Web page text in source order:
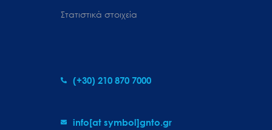
Στατιστικά στοιχεία
(+30) 210 870 7000
info[at symbol]gnto.gr